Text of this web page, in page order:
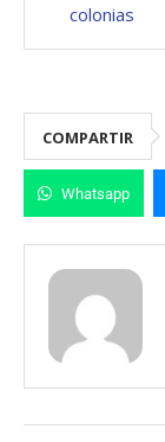
colonias
COMPARTIR
Whatsapp